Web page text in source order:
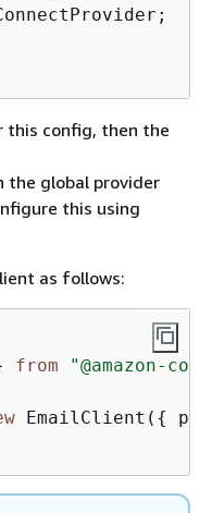
this config, then the
the global provider
this using
as follows:
from "@amazon-
EmailClient( {